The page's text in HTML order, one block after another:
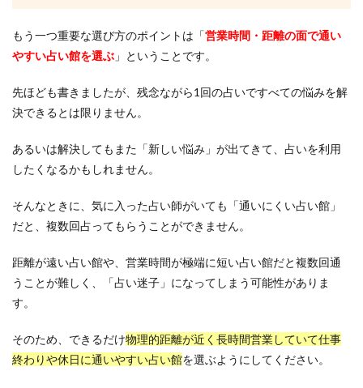
もう一つ重要な選び方のポイントは「営業時間・距離の面で通い
やすい占い館を選ぶ 」ということです。
先ほども書きましたが、残念ながら1回の占いですべての悩みを解
決できるとは限りません。
あるいは解決してもまた「新しい悩み」が出てきて、占いを利用
したくなるかもしれません。
そんなときに、気に入った占い師がいても「通いにくい占い館」
だと、複数回占ってもらうことができません。
距離が遠い占い館や、営業時間が極端に短い占い館だと複数回通
うことが難しく、「占い迷子」になってしまう可能性がありま
す。
そのため、できるだけ物理的距離が近く長時間営業していて仕事
終わりや休日に通いやすい占い館を選ぶようにしてください。